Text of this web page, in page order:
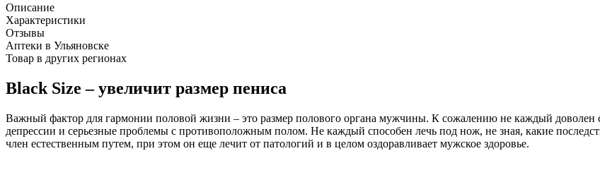
Описание
Характеристики
Отзывы
Аптеки в Ульяновске
Товар в других регионах
Black Size – увеличит размер пениса
Важный фактор для гармонии половой жизни – это размер полового органа мужчины. К сожалению не каждый доволен
депрессии и серьезные проблемы с противоположным полом. Не каждый способен лечь под нож, не зная, какие
член естественным путем, при этом он еще лечит от патологий и в целом оздоравливает мужское здоровье.